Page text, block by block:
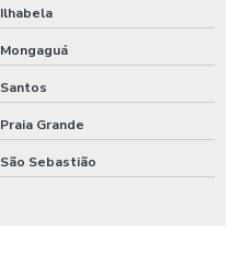
Ilhabela
Mongaguá
Santos
Praia Grande
São Sebastião